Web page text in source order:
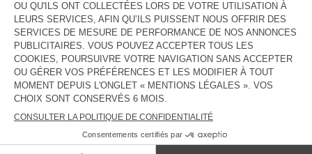
VOIR LE LOOK
DESCRIPTION
TAILLE ET COUPE